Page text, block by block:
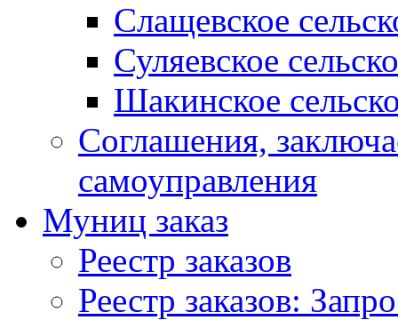
Слащевское
Суляевское
Шакинское
Соглашения,
самоуправления
Муниц заказ
Реестр заказов
Реестр заказов: